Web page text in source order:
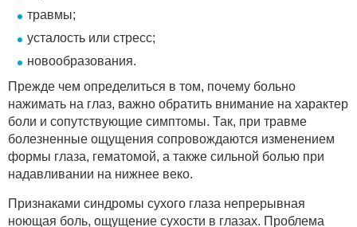
травмы;
усталость или стресс;
новообразования.
Прежде чем определиться в том, почему больно
нажимать на глаз, важно обратить внимание на характер
боли и сопутствующие симптомы. Так, при травме
болезненные ощущения сопровождаются изменением
формы глаза, гематомой, а также сильной болью при
надавливании на нижнее веко.
Признаками синдромы сухого глаза непрерывная
ноющая боль, ощущение сухости в глазах. Проблема